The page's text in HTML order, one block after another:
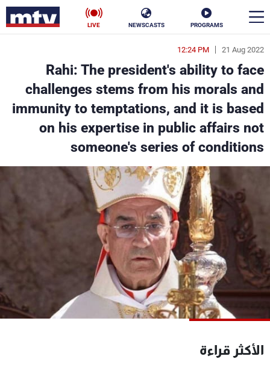
PROGRAMS
NEWSCASTS
LIVE
21 Aug 2022
12:24 PM
Rahi: The president's ability to face
challenges stems from his morals and
immunity to temptations, and it is based
on his expertise in public affairs not
someone's series of conditions
الأكثر قراءة
en
الأخبار
سياسة ناس
منوعات رياضة
كأس العالم
البرامج
جدول البرامج
شاهد البرامج
الترددات
الإنـتـاج